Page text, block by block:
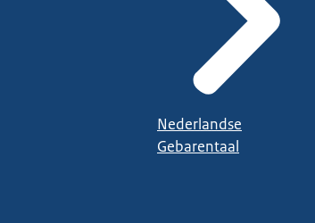
Nederlandse
Gebarentaal